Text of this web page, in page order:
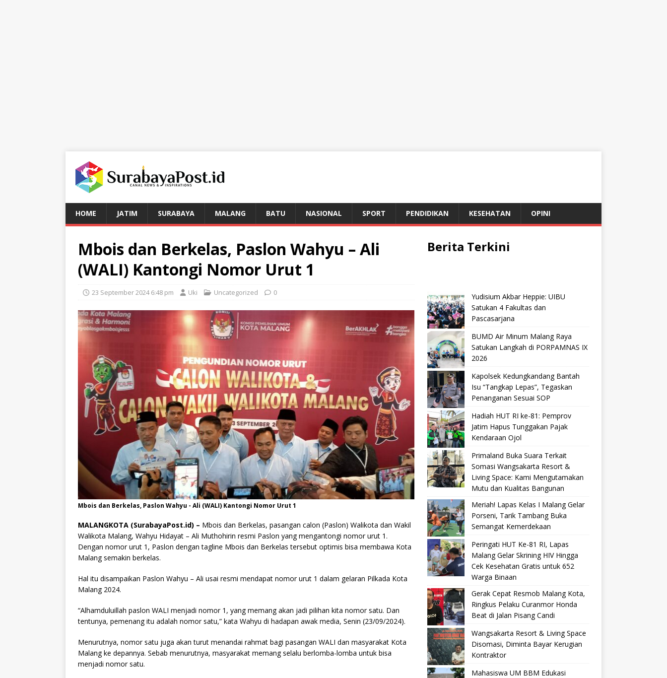
HOME JATIM SURABAYA MALANG BATU NASIONAL SPORT PENDIDIKAN KESEHATAN OPINI
Mbois dan Berkelas, Paslon Wahyu – Ali
(WALI) Kantongi Nomor Urut 1
23 September 2024 6:48 pm Uki Uncategorized 0
Mbois dan Berkelas, Paslon Wahyu - Ali (WALI) Kantongi Nomor Urut 1
MALANGKOTA (SurabayaPost.id) – Mbois dan Berkelas, pasangan calon (Paslon) Walikota dan Wakil
Walikota Malang, Wahyu Hidayat – Ali Muthohirin resmi Paslon yang mengantongi nomor urut 1.
Dengan nomor urut 1, Paslon dengan tagline Mbois dan Berkelas tersebut optimis bisa membawa Kota
Malang semakin berkelas.
Hal itu disampaikan Paslon Wahyu – Ali usai resmi mendapat nomor urut 1 dalam gelaran Pilkada Kota
Malang 2024.
“Alhamduluillah paslon WALI menjadi nomor 1, yang memang akan jadi pilihan kita nomor satu. Dan
tentunya, pemenang itu adalah nomor satu,” kata Wahyu di hadapan awak media, Senin (23/09/2024).
Menurutnya, nomor satu juga akan turut menandai rahmat bagi pasangan WALI dan masyarakat Kota
Malang ke depannya. Sebab menurutnya, masyarakat memang selalu berlomba-lomba untuk bisa
menjadi nomor satu.
Berita Terkini
Yudisium Akbar Heppie: UIBU
Satukan 4 Fakultas dan
Pascasarjana
BUMD Air Minum Malang Raya
Satukan Langkah di PORPAMNAS IX
2026
Kapolsek Kedungkandang Bantah
Isu “Tangkap Lepas”, Tegaskan
Penanganan Sesuai SOP
Hadiah HUT RI ke-81: Pemprov
Jatim Hapus Tunggakan Pajak
Kendaraan Ojol
Primaland Buka Suara Terkait
Somasi Wangsakarta Resort &
Living Space: Kami Mengutamakan
Mutu dan Kualitas Bangunan
Meriah! Lapas Kelas I Malang Gelar
Porseni, Tarik Tambang Buka
Semangat Kemerdekaan
Peringati HUT Ke-81 RI, Lapas
Malang Gelar Skrining HIV Hingga
Cek Kesehatan Gratis untuk 652
Warga Binaan
Gerak Cepat Resmob Malang Kota,
Ringkus Pelaku Curanmor Honda
Beat di Jalan Pisang Candi
Wangsakarta Resort & Living Space
Disomasi, Diminta Bayar Kerugian
Kontraktor
Mahasiswa UM BBM Edukasi